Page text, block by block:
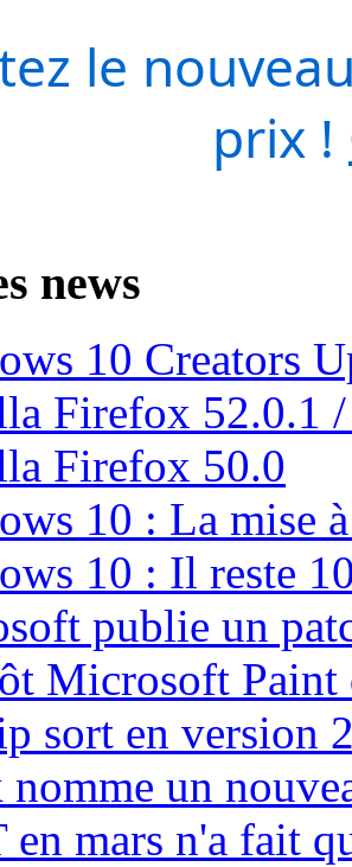
le
prix !
news
10 Creators
Firefox 52.0.1
Firefox 50.0
10 : La mise
10 : Il reste
publie un
Microsoft Paint
sort en version
un
en mars n'a fait